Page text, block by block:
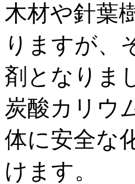
木材や針葉
りますが、
剤となりま
炭酸カリウ
体に安全な
けます。